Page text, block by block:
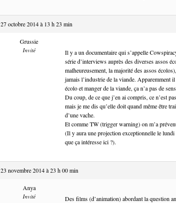
27 octobre 2014 à 13 h 23 min
Grussie
Invité
Il y a un documentaire qui s’appelle
série d’interviews auprès des diverses assos
malheureusement, la majorité des assos
jamais l’industrie de la viande. Apparemment
écolo et manger de la viande, ça n’a pas de
Du coup, de ce que j’en ai compris, ce n’est
mais je me dis qu’elle doit quand même être
d’une vache.
Et comme TW (trigger warning) on m’a
(Il y aura une projection exceptionnelle le lundi
que ça intéresse ici ?).
23 novembre 2014 à 23 h 00 min
Anya
Invité Des films (d’animation) abordant la question